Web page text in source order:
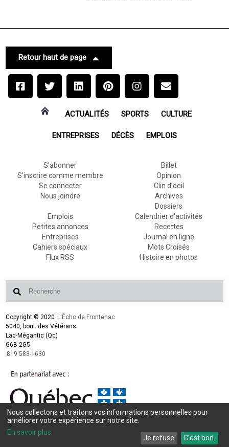
Retour haut de page
ACTUALITÉS SPORTS CULTURE
ENTREPRISES DÉCÈS EMPLOIS
S'abonner
S'inscrire comme membre
Se connecter
Nous joindre
Billet
Opinion
Clin d'oeil
Archives
Dossiers
Emplois
Petites annonces
Entreprises
Cahiers spéciaux
Flux RSS
Calendrier d'activités
Recettes
Journal en ligne
Mots Croisés
Histoire en photos
Copyright © 2020 L'Écho de Frontenac
5040, boul. des Vétérans
Lac-Mégantic (Qc)
G6B 2G5
819 583-1630
Conception et design :L'Écho de Frontenac
Intégration et programmation :
Nous collectons et traitons vos informations personnelles pour
améliorer votre expérience sur notre site.
En savoir plus
Je refuse C'est bon.